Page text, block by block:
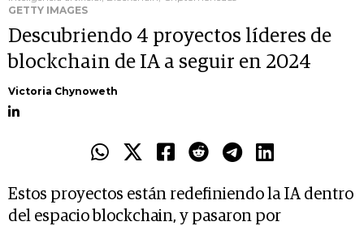
GETTY IMAGES
Descubriendo 4 proyectos líderes de
blockchain de IA a seguir en 2024
Victoria Chynoweth
Estos proyectos están redefiniendo la IA dentro
del espacio blockchain, y pasaron por